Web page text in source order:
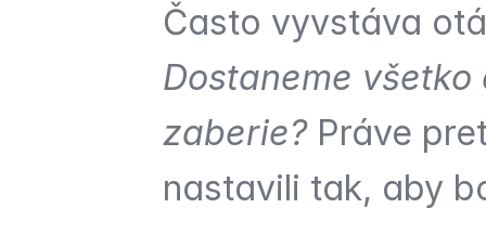
Často vyvstáva
Dostaneme
zaberie? Práve
nastavili tak, aby